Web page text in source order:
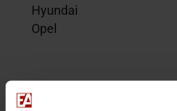
Hyundai
Opel